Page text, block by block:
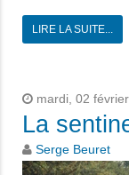
LIRE LA SUITE...
mardi, 02
La
Serge Beuret